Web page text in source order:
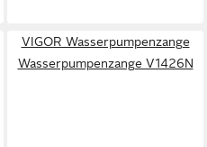
VIGOR Wasserpumpenzange
Wasserpumpenzange V1426N